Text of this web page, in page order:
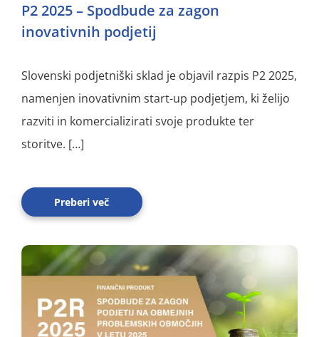
P2 2025 – Spodbude za zagon
inovativnih podjetij
Slovenski podjetniški sklad je objavil razpis P2 2025,
namenjen inovativnim start-up podjetjem, ki želijo
razviti in komercializirati svoje produkte ter
storitve. […]
Preberi več